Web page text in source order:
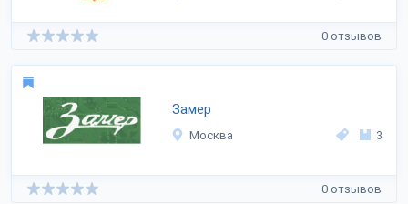
0 отзывов
Замер
Москва 3
0 отзывов